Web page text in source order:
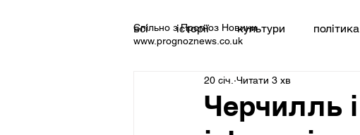
Спільно з Прогноз Новини
www.prognoznews.co.uk
всі історії культури політика
Черчилль
20 січ. Читати 3 хв